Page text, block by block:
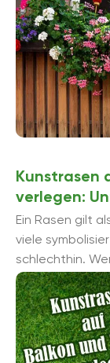
Kunstrasen
verlegen:
Ein Rasen gilt
viele
schlechthin.
für den ist